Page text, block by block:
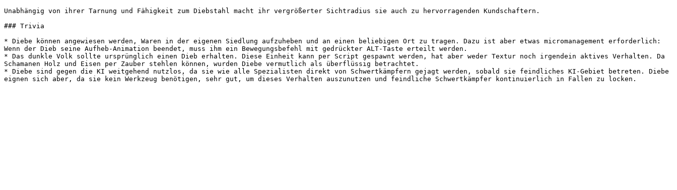
Unabhängig von ihrer Tarnung und Fähigkeit zum Diebstahl macht ihr vergrößerter Sichtradius sie auch zu hervorragenden Kundschaftern.
### Trivia
* Diebe können angewiesen werden, Waren in der eigenen Siedlung aufzuheben und an einen beliebigen Ort zu tragen. Dazu ist aber etwas micromanagement erforderlich:
Wenn der Dieb seine Aufheb-Animation beendet, muss ihm ein Bewegungsbefehl mit gedrückter ALT-Taste erteilt werden.
* Das dunkle Volk sollte ursprünglich einen Dieb erhalten. Diese Einheit kann per Script gespawnt werden, hat aber weder Textur noch irgendein aktives Verhalten. Da
Schamanen Holz und Eisen per Zauber stehlen können, wurden Diebe vermutlich als überflüssig betrachtet.
* Diebe sind gegen die KI weitgehend nutzlos, da sie wie alle Spezialisten direkt von Schwertkämpfern gejagt werden, sobald sie feindliches KI-Gebiet betreten. Diebe